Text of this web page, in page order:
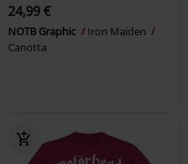
24,99 €
NOTB Graphic
Iron Maiden
Canotta